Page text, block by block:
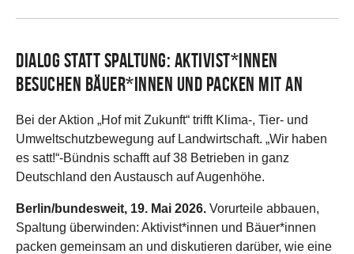
Dialog statt Spaltung: Aktivist*innen
besuchen Bäuer*innen und packen mit an
Bei der Aktion „Hof mit Zukunft“ trifft Klima-, Tier- und
Umweltschutzbewegung auf Landwirtschaft. „Wir haben
es satt!“-Bündnis schafft auf 38 Betrieben in ganz
Deutschland den Austausch auf Augenhöhe.
Berlin/bundesweit, 19. Mai 2026. Vorurteile abbauen,
Spaltung überwinden: Aktivist*innen und Bäuer*innen
packen gemeinsam an und diskutieren darüber, wie eine